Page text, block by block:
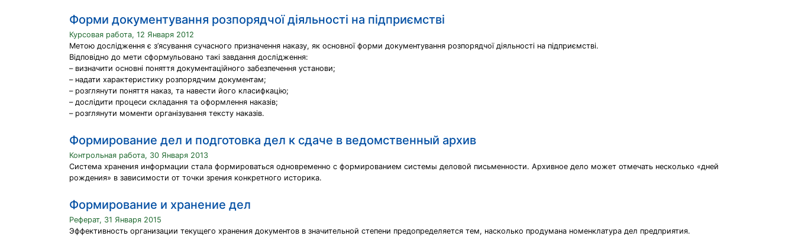
Форми документування розпорядчої діяльності на підприємстві
Курсовая работа, 12 Января 2012
Метою дослідження є з’ясування сучасного призначення наказу, як основної форми документування розпорядчої діяльності на підприємстві.
Відповідно до мети сформульовано такі завдання дослідження:
– визначити основні поняття документаційного забезпечення установи;
– надати характеристику розпорядчим документам;
– розглянути поняття наказ, та навести його класифкацію;
– дослідити процеси складання та оформлення наказів;
– розглянути моменти організування тексту наказів.
Формирование дел и подготовка дел к сдаче в ведомственный архив
Контрольная работа, 30 Января 2013
Система хранения информации стала формироваться одновременно с формированием системы деловой письменности. Архивное дело может отмечать несколько «дней
рождения» в зависимости от точки зрения конкретного историка.
Формирование и хранение дел
Реферат, 31 Января 2015
Эффективность организации текущего хранения документов в значительной степени предопределяется тем, насколько продумана номенклатура дел предприятия.